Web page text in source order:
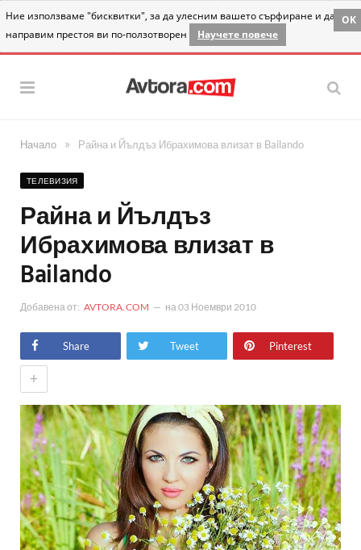
Ние използваме "бисквитки", за да улесним вашето сърфиране и да
направим престоя ви по-ползотворен
Научете повече
OK
Начало » Райна и Йълдъз Ибрахимова влизат в Bailando
ТЕЛЕВИЗИЯ
Райна и Йълдъз
Ибрахимова влизат в
Bailando
Добавена от: AVTORA.COM на03 Ноември 2010
Share Tweet Pinterest
+